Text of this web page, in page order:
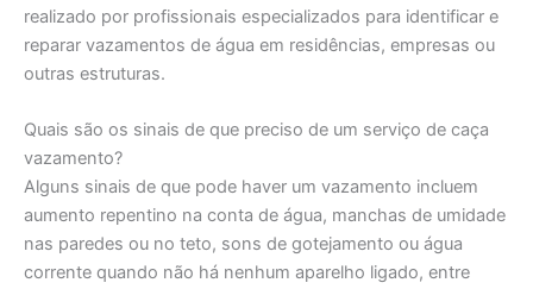
realizado por profissionais especializados para identificar e
reparar vazamentos de água em residências, empresas ou
outras estruturas.
Quais são os sinais de que preciso de um serviço de caça
vazamento?
Alguns sinais de que pode haver um vazamento incluem
aumento repentino na conta de água, manchas de umidade
nas paredes ou no teto, sons de gotejamento ou água
corrente quando não há nenhum aparelho ligado, entre